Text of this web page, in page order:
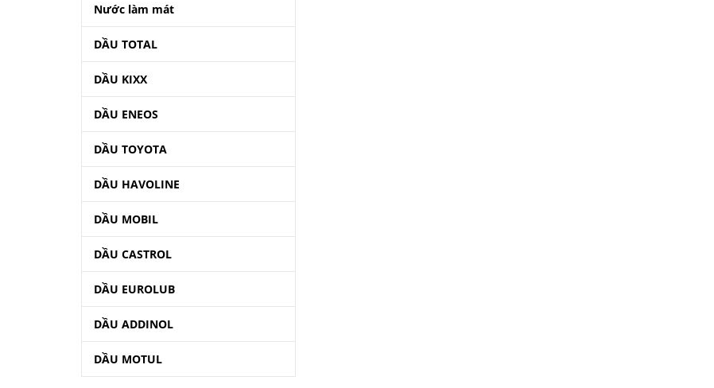
Nước làm mát
DẦU TOTAL
DẦU KIXX
DẦU ENEOS
DẦU TOYOTA
DẦU HAVOLINE
DẦU MOBIL
DẦU CASTROL
DẦU EUROLUB
DẦU ADDINOL
DẦU MOTUL